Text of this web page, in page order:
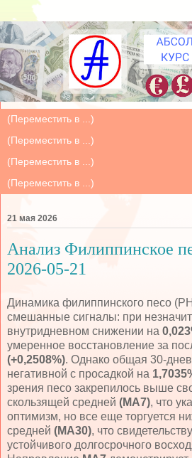
21 мая 2026
Анализ Филиппинское
2026-05-21
Динамика филиппинского песо
смешанные сигналы: при
внутридневном снижении на
умеренное восстановление за
(+0,2508%). Однако общая 30-
негативной с просадкой на
зрения песо закрепилось выше
скользящей средней (MA7), что
оптимизм, но все еще торгуется
средней (MA30), что
устойчивого долгосрочного